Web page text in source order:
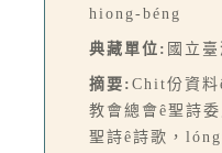
hiong-béng
典藏單位: 國立
摘要: Chit份資料
教會總會ê聖詩
聖詩ê詩歌，